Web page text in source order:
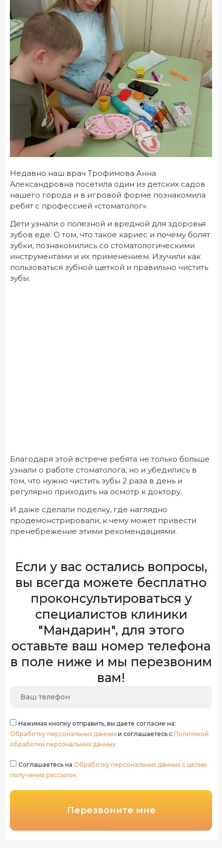
Недавно наш врач Трофимова Анна
Александровна посетила один из детских садов
нашего города и в игровой форме познакомила
ребят с профессией «стоматолог».
Дети узнали о полезной и вредной для здоровья
зубов еде. О том, что такое кариес и почему болят
зубки, познакомились со стоматологическими
инструментами и их применением. Изучили как
пользоваться зубной щеткой и правильно чистить
зубы.
Благодаря этой встрече ребята не только больше
узнали о работе стоматолога, но и убедились в
том, что нужно чистить зубы 2 раза в день и
регулярно приходить на осмотр к доктору.
И даже сделали поделку, где наглядно
продемонстрировали, к чему может привести
пренебрежение этими рекомендациями.
Если у вас остались вопросы,
вы всегда можете бесплатно
проконсультироваться у
специалистов клиники
"Мандарин", для этого
оставьте ваш номер телефона
в поле ниже и мы перезвоним
вам!
Нажимая кнопку отправить, вы даете согласие на:
Обработку персональных данных и соглашаетесь с Политикой
обработки персональных данных
Соглашаетесь на Обработку персональных данных с целью
получения рассылок
Перезвоните мне